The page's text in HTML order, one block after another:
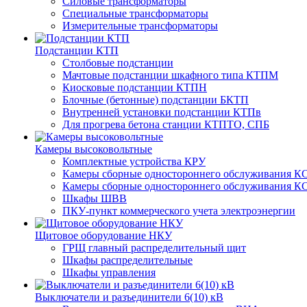
Специальные трансформаторы
Измерительные трансформаторы
Подстанции КТП
Столбовые подстанции
Мачтовые подстанции шкафного типа КТПМ
Киосковые подстанции КТПН
Блочные (бетонные) подстанции БКТП
Внутренней установки подстанции КТПв
Для прогрева бетона станции КТПТО, СПБ
Камеры высоковольтные
Комплектные устройства КРУ
Камеры сборные одностороннего обслуживания
Камеры сборные одностороннего обслуживания
Шкафы ШВВ
ПКУ-пункт коммерческого учета электроэнергии
Щитовое оборудование НКУ
ГРЩ главный распределительный щит
Шкафы распределительные
Шкафы управления
Выключатели и разъединители 6(10) кВ